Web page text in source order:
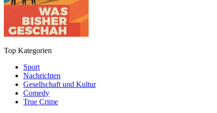
Top Kategorien
Sport
Nachrichten
Gesellschaft und Kultur
Comedy
True Crime